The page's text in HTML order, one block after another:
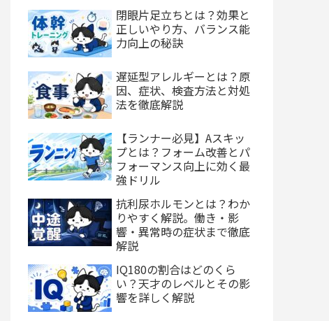
閉眼片足立ちとは？効果と
正しいやり方、バランス能
力向上の秘訣
遅延型アレルギーとは？原
因、症状、検査方法と対処
法を徹底解説
【ランナー必見】Aスキッ
プとは？フォーム改善とパ
フォーマンス向上に効く最
強ドリル
抗利尿ホルモンとは？わか
りやすく解説。働き・影
響・異常時の症状まで徹底
解説
IQ180の割合はどのくら
い？天才のレベルとその影
響を詳しく解説